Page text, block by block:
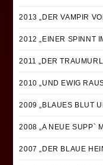
2013 „DER VAMPIR
2012 „EINER SPINNT
2011 „DER
2010 „UND EWIG
2009 „BLAUES BLUT
2008 „A NEUE SUPP`
2007 „DER BLAUE